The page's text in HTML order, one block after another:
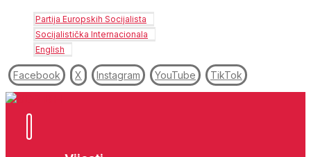
Partija Europskih Socijalista
Socijalistička Internacionala
English
Facebook X Instagram YouTube TikTok